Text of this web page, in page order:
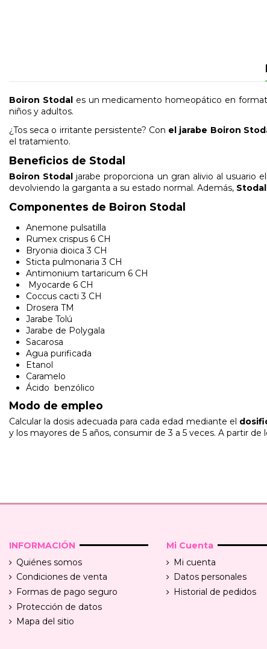
Boiron Stodal es un medicamento homeopático en
niños y adultos.
¿Tos seca o irritante persistente? Con el jarabe Boiron
el tratamiento.
Beneficios de Stodal
Boiron Stodal jarabe proporciona un gran alivio al usuario
devolviendo la garganta a su estado normal. Además, Stodal
Componentes de Boiron Stodal
Anemone pulsatilla
Rumex crispus 6 CH
Bryonia dioica 3 CH
Sticta pulmonaria 3 CH
Antimonium tartaricum 6 CH
Myocarde 6 CH
Coccus cacti 3 CH
Drosera TM
Jarabe Tolú
Jarabe de Polygala
Sacarosa
Agua purificada
Etanol
Caramelo
Ácido benzólico
Modo de empleo
Calcular la dosis adecuada para cada edad mediante el
y los mayores de 5 años, consumir de 3 a 5 veces. A partir
INFORMACIÓN
Quiénes somos
Condiciones de venta
Formas de pago seguro
Protección de datos
Mapa del sitio
Mi Cuenta
Mi cuenta
Datos personales
Historial de pedidos